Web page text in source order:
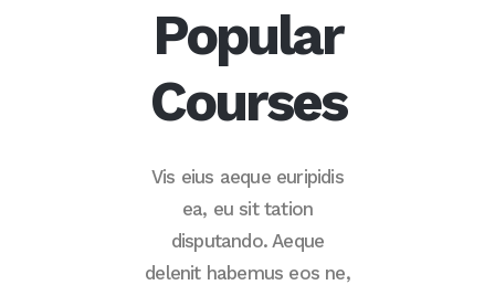
Popular
Courses
Vis eius aeque euripidis
ea, eu sit tation
disputando. Aeque
delenit habemus eos ne,